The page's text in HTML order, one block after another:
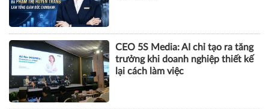
CEO 5S Media: AI chỉ tạo ra tăng
trưởng khi doanh nghiệp thiết kế
lại cách làm việc